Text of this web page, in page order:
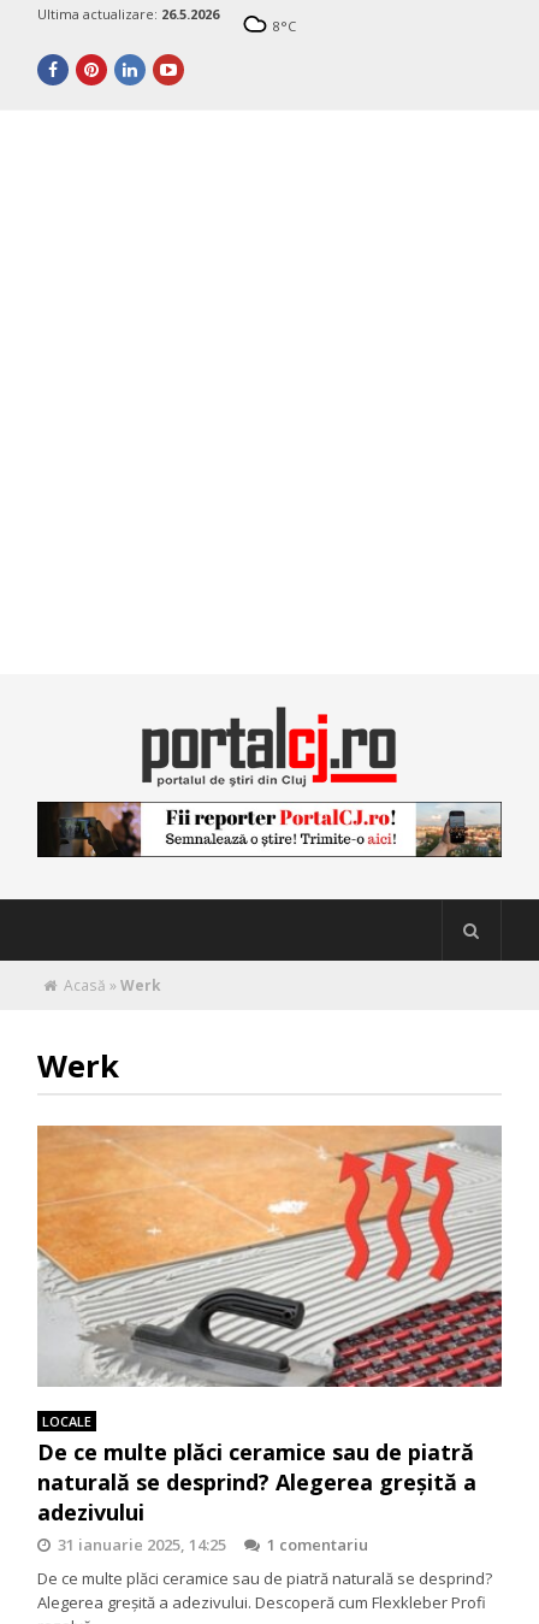
Ultima actualizare: 26.5.2026
8°C
Acasă »Werk
Werk
LOCALE
De ce multe plăci ceramice sau de piatră
naturală se desprind? Alegerea greșită a
adezivului
31 ianuarie 2025, 14:25
1 comentariu
De ce multe plăci ceramice sau de piatră naturală se desprind?
Alegerea greșită a adezivului. Descoperă cum Flexkleber Profi